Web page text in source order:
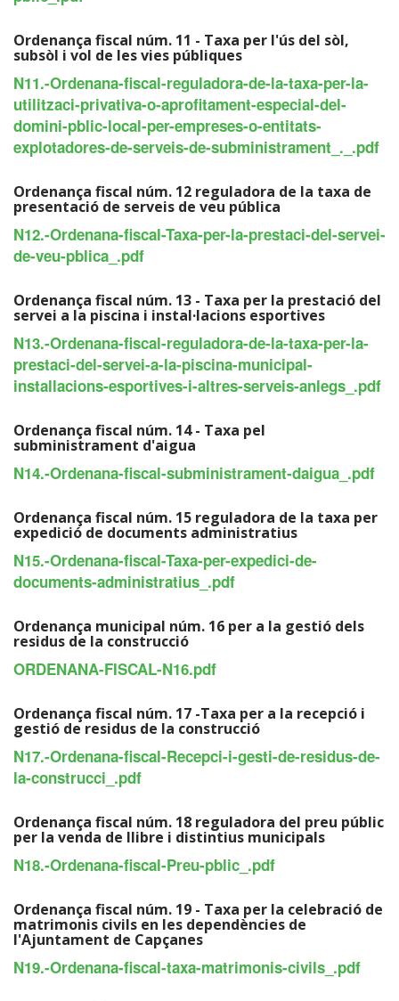
Ordenança fiscal núm. 11 - Taxa per l'ús del sòl,
subsòl i vol de les vies públiques
N11.-Ordenana-fiscal-reguladora-de-la-taxa-per-la-
utilitzaci-privativa-o-aprofitament-especial-del-
domini-pblic-local-per-empreses-o-entitats-
explotadores-de-serveis-de-subministrament_._.pdf
Ordenança fiscal núm. 12 reguladora de la taxa de
presentació de serveis de veu pública
N12.-Ordenana-fiscal-Taxa-per-la-prestaci-del-servei-
de-veu-pblica_.pdf
Ordenança fiscal núm. 13 - Taxa per la prestació del
servei a la piscina i instal·lacions esportives
N13.-Ordenana-fiscal-reguladora-de-la-taxa-per-la-
prestaci-del-servei-a-la-piscina-municipal-
installacions-esportives-i-altres-serveis-anlegs_.pdf
Ordenança fiscal núm. 14 - Taxa pel
subministrament d'aigua
N14.-Ordenana-fiscal-subministrament-daigua_.pdf
Ordenança fiscal núm. 15 reguladora de la taxa per
expedició de documents administratius
N15.-Ordenana-fiscal-Taxa-per-expedici-de-
documents-administratius_.pdf
Ordenança municipal núm. 16 per a la gestió dels
residus de la construcció
ORDENANA-FISCAL-N16.pdf
Ordenança fiscal núm. 17 -Taxa per a la recepció i
gestió de residus de la construcció
N17.-Ordenana-fiscal-Recepci-i-gesti-de-residus-de-
la-construcci_.pdf
Ordenança fiscal núm. 18 reguladora del preu públic
per la venda de llibre i distintius municipals
N18.-Ordenana-fiscal-Preu-pblic_.pdf
Ordenança fiscal núm. 19 - Taxa per la celebració de
matrimonis civils en les dependències de
l'Ajuntament de Capçanes
N19.-Ordenana-fiscal-taxa-matrimonis-civils_.pdf